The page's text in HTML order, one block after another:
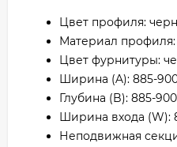
Цвет профиля:
Материал
Цвет фурнитуры:
Ширина (A): 885-
Глубина (B): 885-
Ширина входа (W):
Неподвижная